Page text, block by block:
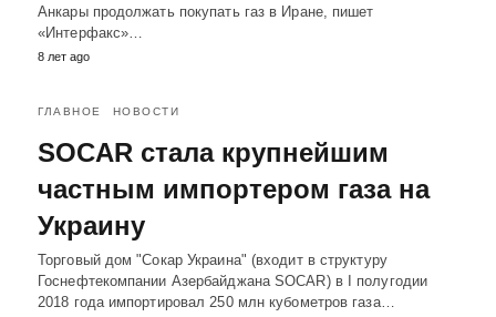
Анкары продолжать покупать газ в Иране, пишет
«Интерфакс»…
8 лет ago
ГЛАВНОЕ НОВОСТИ
SOCAR стала крупнейшим
частным импортером газа на
Украину
Торговый дом "Сокар Украина" (входит в структуру
Госнефтекомпании Азербайджана SOCAR) в I полугодии
2018 года импортировал 250 млн кубометров газа…